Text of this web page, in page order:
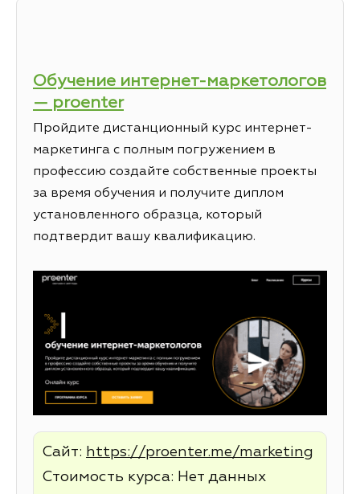
Обучение интернет-маркетологов
— proenter
Пройдите дистанционный курс интернет-
маркетинга с полным погружением в
профессию создайте собственные проекты
за время обучения и получите диплом
установленного образца, который
подтвердит вашу квалификацию.
Сайт: https://proenter.me/marketing
Стоимость курса: Нет данных